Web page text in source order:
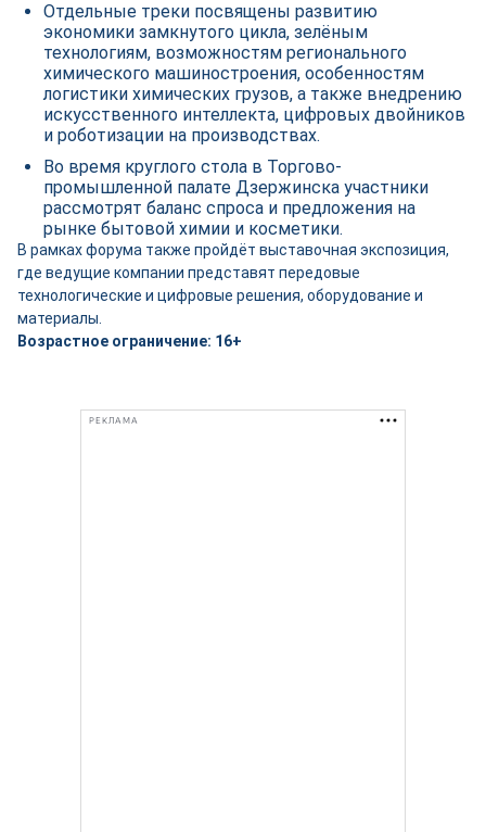
Отдельные треки посвящены развитию
экономики замкнутого цикла, зелёным
технологиям, возможностям регионального
химического машиностроения, особенностям
логистики химических грузов, а также внедрению
искусственного интеллекта, цифровых двойников
и роботизации на производствах.
Во время круглого стола в Торгово-
промышленной палате Дзержинска участники
рассмотрят баланс спроса и предложения на
рынке бытовой химии и косметики.
В рамках форума также пройдёт выставочная экспозиция,
где ведущие компании представят передовые
технологические и цифровые решения, оборудование и
материалы.
Возрастное ограничение: 16+
РЕКЛАМА